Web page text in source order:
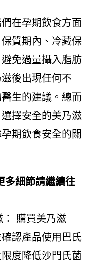
在孕期飲食方面
質期內、冷藏保
免過量攝入脂肪
後出現任何不
生的建議。總而
擇安全的美乃滋
期飲食安全的關
多細節請繼續往
購買美乃滋
認產品使用巴氏
度降低沙門氏菌